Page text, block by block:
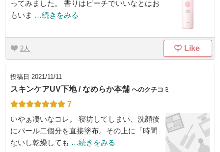
ってみました。 香りはピーチでいいなとはお
もいま …続きをみる
2 Like
投稿日 2021/11/11
スキンケアUV下地 / なめらか本舗 へのクチコミ
7
いやぁ凄いなコレ。 寝坊してしまい、洗顔後
にパール二個分を直接塗布。その上に「時間
ないし乾燥しても …続きをみる